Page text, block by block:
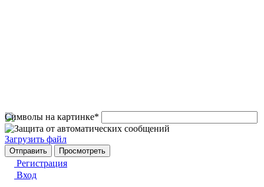
Символы на картинке*
Загрузить файл
Регистрация
Вход